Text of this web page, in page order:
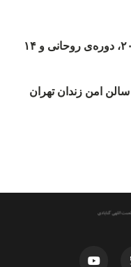
روند اعدام‌ها در ماه‌های مختلف ۲۰۱۸، دوره‌ی روحانی و ۱۴
امن زندان تهران